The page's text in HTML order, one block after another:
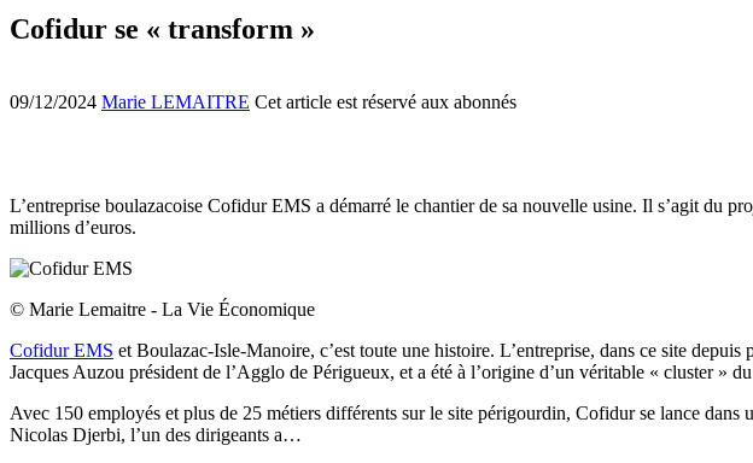
Cofidur se « transform »
09/12/2024 Marie LEMAITRE Cet article est réservé aux abonnés
L’entreprise boulazacoise Cofidur EMS a démarré le chantier de sa nouvelle usine. Il s’agit du
millions d’euros.
© Marie Lemaitre - La Vie Économique
Cofidur EMS et Boulazac-Isle-Manoire, c’est toute une histoire. L’entreprise, dans ce site
Jacques Auzou président de l’Agglo de Périgueux, et a été à l’origine d’un véritable « cluster »
Avec 150 employés et plus de 25 métiers différents sur le site périgourdin, Cofidur se lance
Nicolas Djerbi, l’un des dirigeants a…